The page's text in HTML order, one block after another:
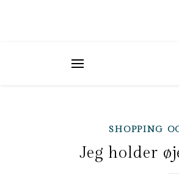
SHOPPING
Jeg holder